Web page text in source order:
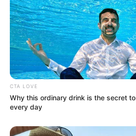
CTA LOVE
Why this ordinary drink is the secret
every day